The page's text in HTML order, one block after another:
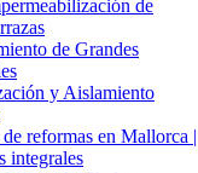
de
de Grandes
y Aislamiento
reformas en Mallorca |
integrales